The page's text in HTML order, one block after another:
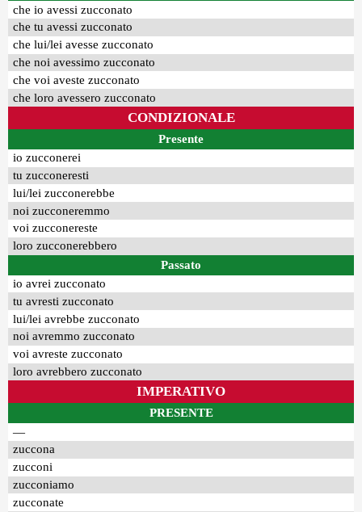
che io avessi zucconato
che tu avessi zucconato
che lui/lei avesse zucconato
che noi avessimo zucconato
che voi aveste zucconato
che loro avessero zucconato
CONDIZIONALE
Presente
io zucconerei
tu zucconeresti
lui/lei zucconerebbe
noi zucconeremmo
voi zucconereste
loro zucconerebbero
Passato
io avrei zucconato
tu avresti zucconato
lui/lei avrebbe zucconato
noi avremmo zucconato
voi avreste zucconato
loro avrebbero zucconato
IMPERATIVO
PRESENTE
—
zuccona
zucconi
zucconiamo
zucconate